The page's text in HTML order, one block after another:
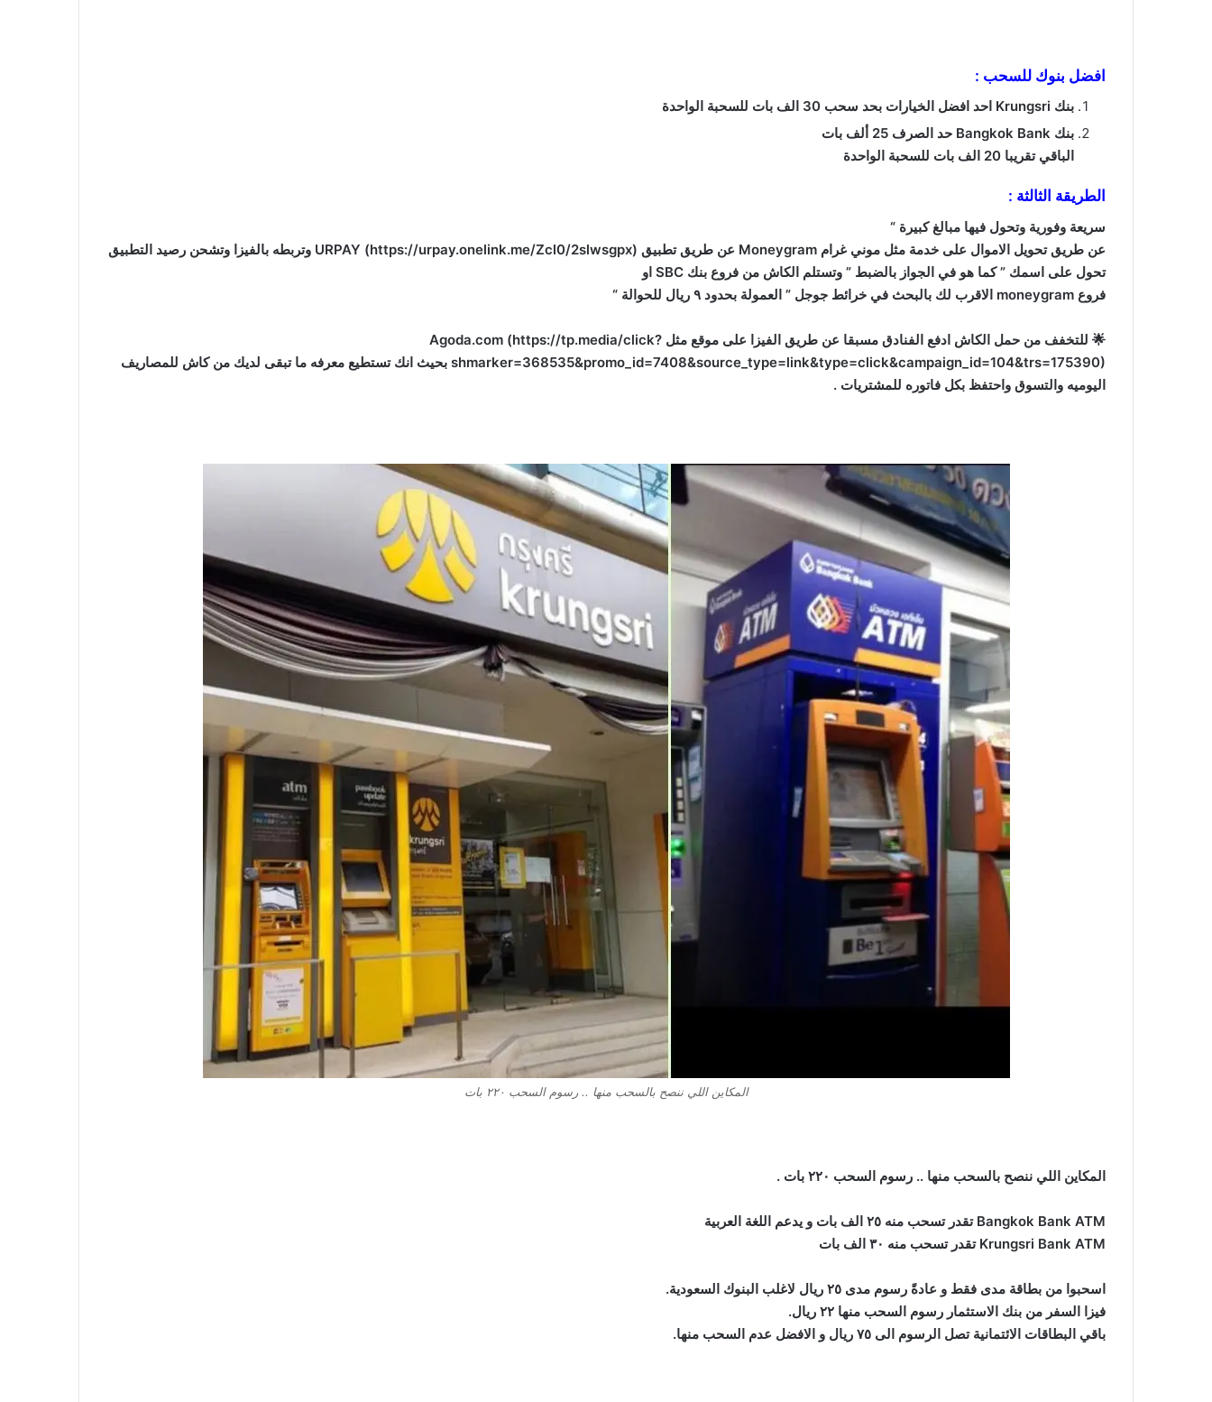
افضل بنوك للسحب :
بنك Krungsri احد افضل الخيارات بحد سحب 30 الف بات للسحبة الواحدة
بنك Bangkok Bank حد الصرف 25 ألف بات
الباقي تقريبا 20 الف بات للسحبة الواحدة
الطريقة الثالثة :
سريعة وفورية وتحول فيها مبالغ كبيرة “
عن طريق تحويل الاموال على خدمة مثل موني غرام Moneygram عن طريق تطبيق URPAY (https://urpay.onelink.me/Zcl0/2slwsgpx) وتربطه بالفيزا وتشحن رصيد التطبيق
تحول على اسمك ” كما هو في الجواز بالضبط ” وتستلم الكاش من فروع بنك SBC او
فروع moneygram الاقرب لك بالبحث في خرائط جوجل ” العمولة بحدود ٩ ريال للحوالة “
🌟 للتخفف من حمل الكاش ادفع الفنادق مسبقا عن طريق الفيزا على موقع مثل Agoda.com (https://tp.media/click?
shmarker=368535&promo_id=7408&source_type=link&type=click&campaign_id=104&trs=175390) بحيث انك تستطيع معرفه ما تبقى لديك من كاش للمصاريف
اليوميه والتسوق واحتفظ بكل فاتوره للمشتريات .
المكاين اللي ننصح بالسحب منها .. رسوم السحب ٢٢٠ بات
المكاين اللي ننصح بالسحب منها .. رسوم السحب ٢٢٠ بات .
Bangkok Bank ATM تقدر تسحب منه ٢٥ الف بات و يدعم اللغة العربية
Krungsri Bank ATM تقدر تسحب منه ٣٠ الف بات
اسحبوا من بطاقة مدى فقط و عادةً رسوم مدى ٢٥ ريال لاغلب البنوك السعودية.
فيزا السفر من بنك الاستثمار رسوم السحب منها ٢٢ ريال.
باقي البطاقات الائتمانية تصل الرسوم الى ٧٥ ريال و الافضل عدم السحب منها.